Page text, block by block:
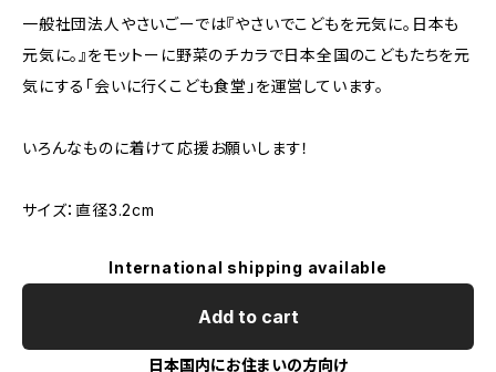
一般社団法人やさいごーでは『やさいでこどもを元気に。日本も
元気に。』をモットーに野菜のチカラで日本全国のこどもたちを元
気にする「会いに行くこども食堂」を運営しています。
いろんなものに着けて応援お願いします！
サイズ：直径3.2cm
International shipping available
Add to cart
日本国内にお住まいの方向け